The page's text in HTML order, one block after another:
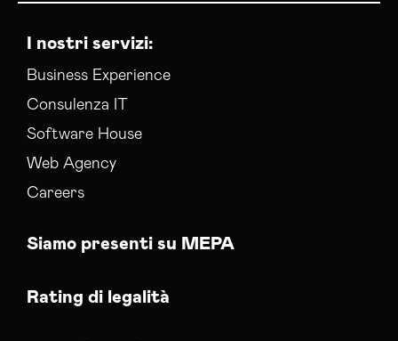
I nostri servizi:
Business Experience
Consulenza IT
Software House
Web Agency
Careers
Siamo presenti su MEPA
Rating di legalità